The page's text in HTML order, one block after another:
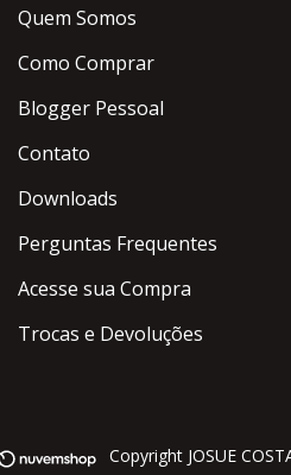
Quem Somos
Como Comprar
Blogger Pessoal
Contato
Downloads
Perguntas Frequentes
Acesse sua Compra
Trocas e Devoluções
Copyright JOSUE